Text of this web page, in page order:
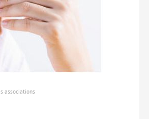
associations